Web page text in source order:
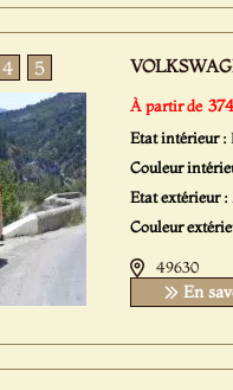
4 5
À partir de
Etat intérieur :
Couleur
Etat extérieur :
Couleur
49630
En